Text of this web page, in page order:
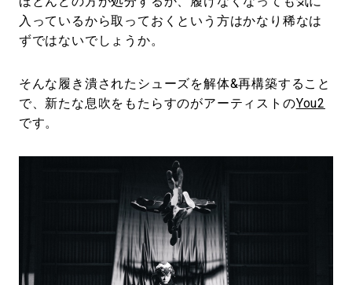
入っているから取っておくという方はかなり稀なは
ずではないでしょうか。
そんな履き潰されたシューズを解体&再構築すること
で、新たな息吹をもたらすのがアーティストのYou2
です。